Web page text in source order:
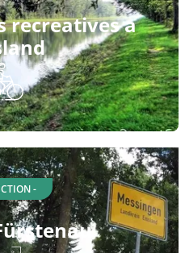
recreatives a
-